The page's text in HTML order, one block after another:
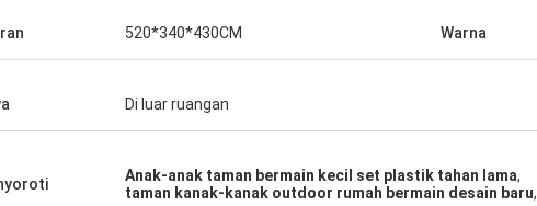
520*340*430CM Warna
Di luar ruangan
Anak-anak taman bermain kecil set plastik tahan lama,
taman kanak-kanak outdoor rumah bermain desain baru,